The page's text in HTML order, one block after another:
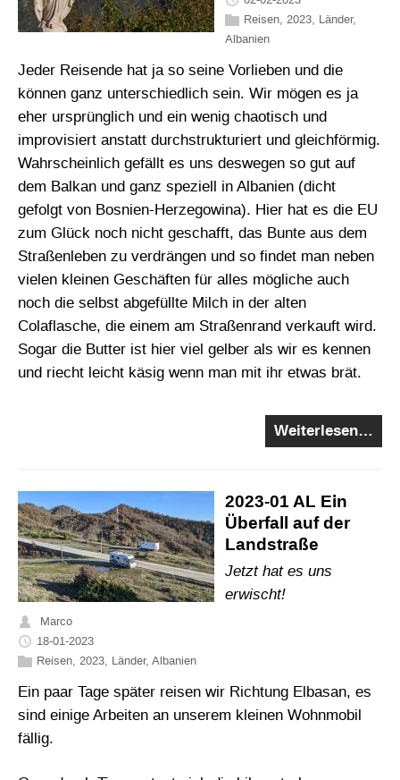
Reisen, 2023, Länder,
Albanien
Jeder Reisende hat ja so seine Vorlieben und die
können ganz unterschiedlich sein. Wir mögen es ja
eher ursprünglich und ein wenig chaotisch und
improvisiert anstatt durchstrukturiert und gleichförmig.
Wahrscheinlich gefällt es uns deswegen so gut auf
dem Balkan und ganz speziell in Albanien (dicht
gefolgt von Bosnien-Herzegowina). Hier hat es die EU
zum Glück noch nicht geschafft, das Bunte aus dem
Straßenleben zu verdrängen und so findet man neben
vielen kleinen Geschäften für alles mögliche auch
noch die selbst abgefüllte Milch in der alten
Colaflasche, die einem am Straßenrand verkauft wird.
Sogar die Butter ist hier viel gelber als wir es kennen
und riecht leicht käsig wenn man mit ihr etwas brät.
Weiterlesen…
2023-01 AL Ein
Überfall auf der
Landstraße
Jetzt hat es uns
erwischt!
Marco
18-01-2023
Reisen, 2023, Länder, Albanien
Ein paar Tage später reisen wir Richtung Elbasan, es
sind einige Arbeiten an unserem kleinen Wohnmobil
fällig.